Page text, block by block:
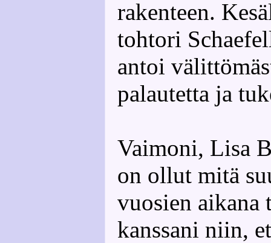
rakenteen.
tohtori
antoi
palautetta ja
Vaimoni, Lisa
on ollut mitä
vuosien aikana
kanssani niin,